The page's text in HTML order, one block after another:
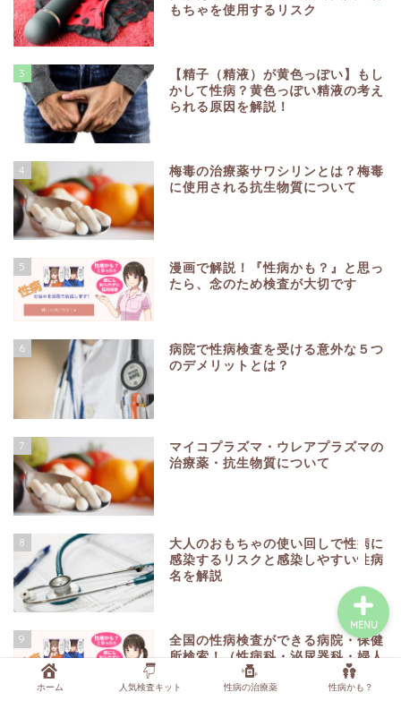
もちゃを使用するリスク
3
【精子（精液）が黄色っぽい】もし
かして性病？黄色っぽい精液の考え
られる原因を解説！
4
梅毒の治療薬サワシリンとは？梅毒
に使用される抗生物質について
5
漫画で解説！『性病かも？』と思っ
たら、念のため検査が大切です
6
病院で性病検査を受ける意外な５つ
のデメリットとは？
7
マイコプラズマ・ウレアプラズマの
治療薬・抗生物質について
8
大人のおもちゃの使い回しで性病に
感染するリスクと感染しやすい性病
名を解説
9
全国の性病検査ができる病院・保健
所検索！（性病科・泌尿器科・婦人
科・各保健所）
ホーム 人気検査キット 性病の治療薬 性病かも？
MENU
症状から調べる
性病検査キットを探す
性病の薬・抗生物質を探